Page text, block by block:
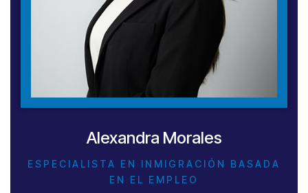
Alexandra Morales
ESPECIALISTA EN INMIGRACIÓN BASADA
EN EL EMPLEO